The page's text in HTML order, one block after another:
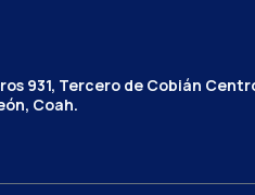
931, Tercero de Cobián
Coah.